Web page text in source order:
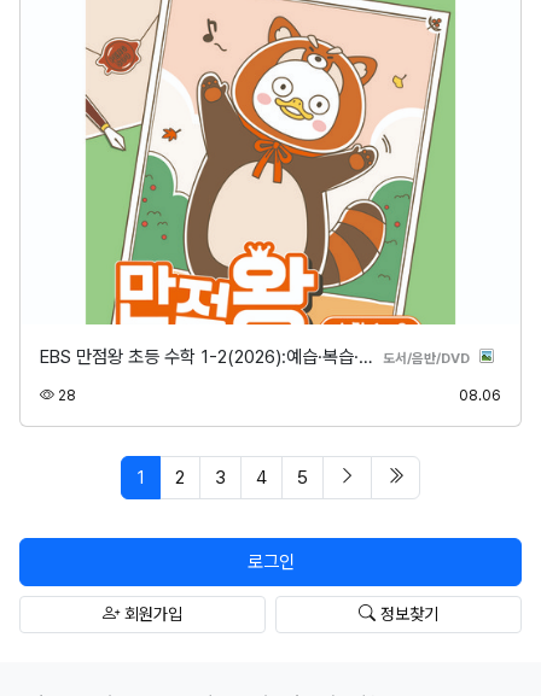
EBS 만점왕 초등 수학 1-2(2026):예습·복습·… 도서/음반/DVD분류
28 08.06
1 페이지 현재
2 3 4 5 다음 페이지
로그인
회원가입 정보찾기